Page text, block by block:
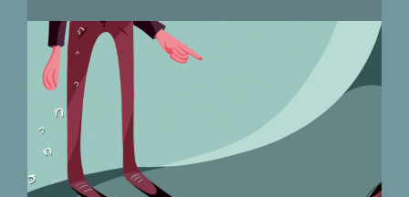
questo termine negli Stati Uniti e
come è stato tradotto nella nostra
lingua? Non solo parola con la n:
c’è quella con la p e quella con la k.